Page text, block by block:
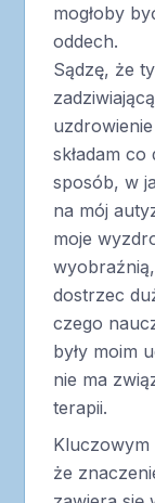
mogłoby
oddech.
Sądzę, że
składam
sposób, w
na mój
moje
dostrzec
czego
były moim
nie ma
terapii.
Kluczowym
że